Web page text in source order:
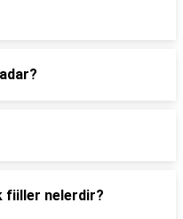
fiiller nelerdir?